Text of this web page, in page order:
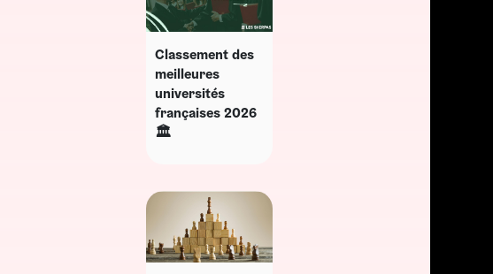
Classement des
meilleures
universités
françaises 2026
🏛️